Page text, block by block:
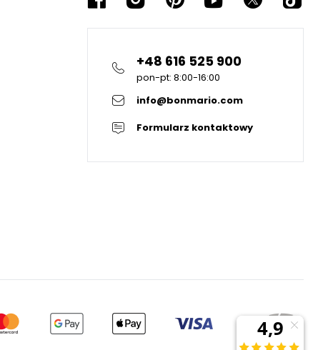
+48 616 525 900
pon-pt: 8:00-16:00
info@bonmario.com
Formularz kontaktowy